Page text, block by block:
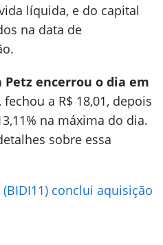
líquida, e do capital
na data de
Petz encerrou o dia em
fechou a R$ 18,01, depois
na máxima do dia.
sobre essa
conclui aquisição